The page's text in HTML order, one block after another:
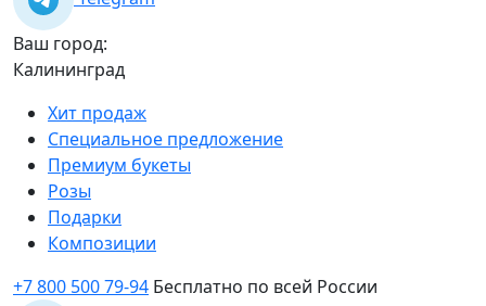
Ваш город:
Калининград
Хит продаж
Специальное предложение
Премиум букеты
Розы
Подарки
Композиции
+7 800 500 79-94 Бесплатно по всей России